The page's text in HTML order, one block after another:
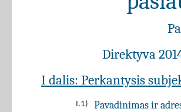
Direktyva
I dalis: Perkantysis
I.1) Pavadinimas ir